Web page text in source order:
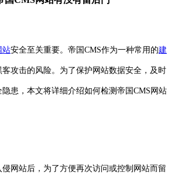
站安全至关重要。帝国CMS作为一种常用的建
客攻击的风险。为了保护网站数据安全，及时
患，本文将详细介绍如何检测帝国CMS网站
侵网站后，为了方便再次访问或控制网站而留